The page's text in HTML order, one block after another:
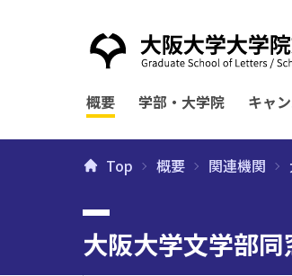
概要 学部・大学院 キャ
Top 概要 関連機関
大阪大学文学部同